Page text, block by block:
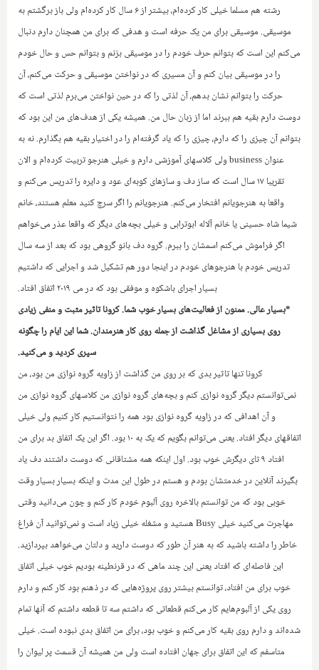
رشته هم مسلما خیلی کار کرده‌ام، بیشتر از ۶ سال کار کرده‌ام ولی باز برگشتم به
موسیقی. موسیقی برای من یک حرفه است و هدفی که برای من همچنان دارم دنبال
می‌کنم این است که بتوانم حرف خودم را در موسیقی بزنم و بتوانم حس و حال خودم
را در موسیقی بیان کنم و آن مسیری که در نواختن موسیقی و حرکت می‌کنم، آن
حرکت را بتوانم نشان بدهم، آن لذتی را که در حین نواختن می‌برم لذتی است که
دوست دارم بقیه هم ببرند اما از زبان حال من. همیشه یکی از هدف‌های من این بود که
بتوانم آن چیزی را که دارم، چیزی را که یاد گرفته‌ام را در اختیار بقیه هم بگذارم. نه به
عنوانbusinessولی کلاسهای آموزشی دارم و خیلی هنرجو تربیت کرده‌ام و الان
تقریبا ۱۷ سال است که ساز دف‌ و سازهای کوبه‌ای عود و دایره را تدریس می‌کنم و
واقعا به هنرجویانم افتخار می‌کنم. هنرجویانم را اگر سرچ کنید معلم هستند، خانم
شیما شاه حسینی یا خانم آلاله ابوترابی و خیلی بچه‌های دیگر که واقعا عذر می‌خواهم
اگر فراموش می‌کنم اسمشان را ببرم. گروه دف بانو گروهی بود که بعد از سه سال
تدریس خودم با هنرجوهای خودم در اینجا دور هم تشکیل شد و اجرایی که داشتیم
بسیار اجرای باشکوه و موفقی بود که در می ۲۰۱۹ اتفاق افتاد.
*بسیار عالی. ممنون از فعالیت‌های بسیار خوب شما. کرونا تاثیر مثبت و منفی زیادی
روی بسیاری از مشاغل گذاشت از جمله روی کار هنرمندان. شما این ایام را چگونه
سپری کردید و می‌کنید.
کرونا تنها تاثیر بدی که بر روی من گذاشت از زاویه گروه نوازی من بود، من
نمی‌توانستم دیگر گروه نوازی کنم و بچه‌های گروه نوازی من کلاسهای گروه نوازی من
و آن اهدافی که در زاویه گروه نوازی بود همه را نتوانستیم کار کنیم ولی خیلی
اتفاقهای دیگر افتاد. یعنی می‌توانم بگویم که یک به ۱۰ بود. اگر این یک اتفاق بد برای من
افتاد ۹ تای دیگرش خوب بود. اول اینکه همه مشتاقانی که دوست داشتند دف یاد
بگیرند آنلاین در خدمتشان بودم‌ و هستم در طول این مدت و اینکه بسیار بسیار وقت
خوبی بود که من توانستم بالاخره روی آلبوم خودم کار کنم و چون می‌دانید وقتی
مهاجرت می‌کنید خیلیBusyهستید و مشغله خیلی زیاد است و نمی‌توانید آن فراغ
خاطر را داشته باشید که به هنر آن طور که دوست دارید و دلتان می‌خواهد بپردازید.
این فاصله‌ای که افتاد یعنی این چند ماهی که در قرنطینه بودیم خوب خیلی اتفاق
خوب برای من افتاد، توانستم بیشتر روی پروژه‌هایی که در ذهنم بود کار کنم و دارم
روی یکی از آلبو‌م‌هایم کار می‌کنم قطعاتی که داشتم سه تا قطعه داشتم که آنها تمام
‌شده‌اند و دارم روی بقیه کار می‌کنم و خوب بود، برای من اتفاق بدی نبوده است. خیلی
متاسفم که این اتفاق برای جهان افتاده است ولی من همیشه آن قسمت پر لیوان را